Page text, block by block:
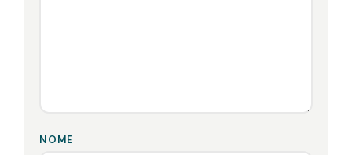
NOME